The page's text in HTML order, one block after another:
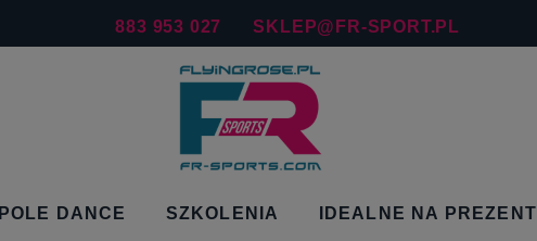
883 953 027 SKLEP@FR-SPORT.PL
POLE DANCE SZKOLENIA IDEALNE NA PREZENT